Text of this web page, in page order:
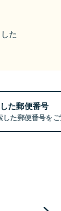
た
た郵便番号
た郵便番号をご